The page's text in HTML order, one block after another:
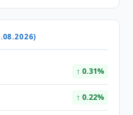
↑ 0.31%
↑ 0.22%